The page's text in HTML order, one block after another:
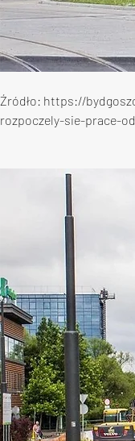
Źródło: https://
rozpoczely-sie-prace-